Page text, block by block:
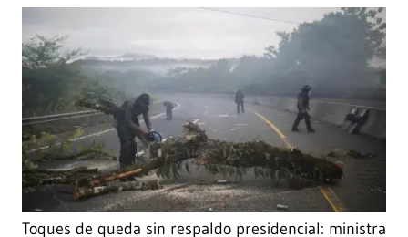
Toques de queda sin respaldo presidencial: ministra